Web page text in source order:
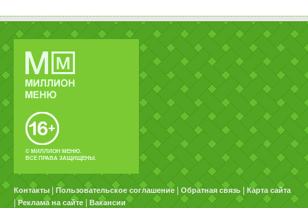
© МИЛЛИОН МЕНЮ.
ВСЕ ПРАВА ЗАЩИЩЕНЫ.
Контакты Пользовательское соглашение Обратная связь Карта сайта
|Реклама на сайте Вакансии